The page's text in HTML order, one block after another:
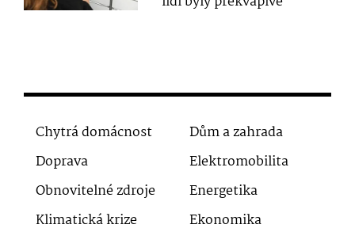
Chytrá domácnost
Dům a zahrada
Doprava
Elektromobilita
Obnovitelné zdroje
Energetika
Klimatická krize
Ekonomika